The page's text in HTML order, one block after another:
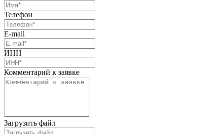
Телефон
E-mail
ИНН
Комментарий к заявке
Загрузить файл